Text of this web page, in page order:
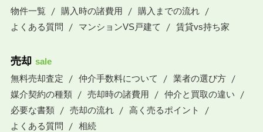
物件一覧
購入時の諸費用
購入までの流れ
よくある質問
マンションVS戸建て 賃貸vs持ち家
売却 sale
無料売却査定
仲介手数料について
業者の選び方
媒介契約の種類
売却時の諸費用
仲介と買取の違い
必要な書類
売却の流れ
高く売るポイント
よくある質問
相続